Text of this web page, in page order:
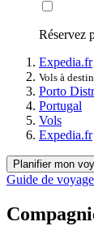
Réservez
Expedia.fr
Vols à
Porto
Portugal
Vols
Expedia.fr
Planifier mon
Guide de